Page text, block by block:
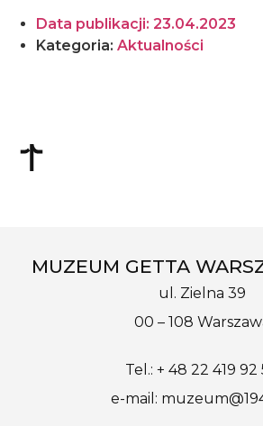
Data publikacji: 23.04.2023
Kategoria: Aktualności
MUZEUM GETTA
ul. Zielna 39
00 – 108
Tel.: + 48 22 419 92
e-mail: